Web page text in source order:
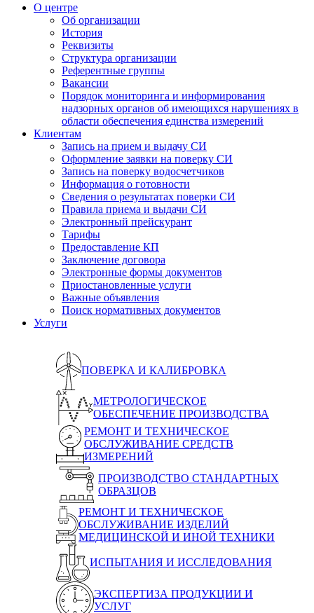
О центре
Об организации
История
Реквизиты
Структура организации
Референтные группы
Вакансии
Порядок мониторинга и информирования
надзорных органов об имеющихся нарушениях в
области обеспечения единства измерений
Клиентам
Запись на прием и выдачу СИ
Оформление заявки на поверку СИ
Запись на поверку водосчетчиков
Информация о готовности
Сведения о результатах поверки СИ
Правила приема и выдачи СИ
Электронный прейскурант
Тарифы
Предоставление КП
Заключение договора
Электронные формы документов
Приостановленные услуги
Важные объявления
Поиск нормативных документов
Услуги
ПОВЕРКА И КАЛИБРОВКА
МЕТРОЛОГИЧЕСКОЕ
ОБЕСПЕЧЕНИЕ ПРОИЗВОДСТВА
РЕМОНТ И ТЕХНИЧЕСКОЕ
ОБСЛУЖИВАНИЕ СРЕДСТВ
ИЗМЕРЕНИЙ
ПРОИЗВОДСТВО СТАНДАРТНЫХ
ОБРАЗЦОВ
РЕМОНТ И ТЕХНИЧЕСКОЕ
ОБСЛУЖИВАНИЕ ИЗДЕЛИЙ
МЕДИЦИНСКОЙ И ИНОЙ ТЕХНИКИ
ИСПЫТАНИЯ И ИССЛЕДОВАНИЯ
ЭКСПЕРТИЗА ПРОДУКЦИИ И
УСЛУГ